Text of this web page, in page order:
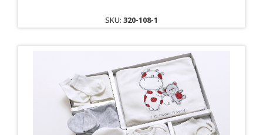
SKU: 320-108-1